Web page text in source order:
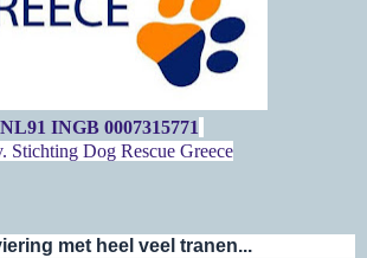
NL91 INGB 0007315771
Stichting Dog Rescue Greece
met heel veel tranen...